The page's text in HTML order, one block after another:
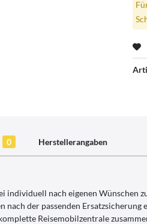
0 Herstellerangaben
individuell nach eigenen
nach der passenden
Reisemobilzentrale